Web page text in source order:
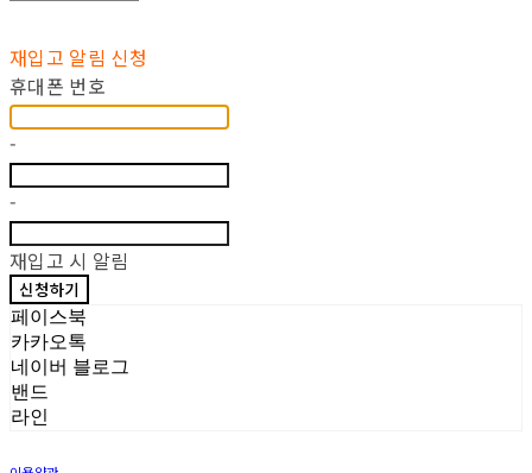
재입고 알림 신청
휴대폰 번호
-
-
재입고 시 알림
신청하기
페이스북
카카오톡
네이버 블로그
밴드
라인